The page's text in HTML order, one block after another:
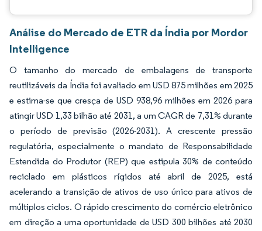
Análise do Mercado de ETR da Índia por Mordor
Intelligence
O tamanho do mercado de embalagens de transporte
reutilizáveis da Índia foi avaliado em USD 875 milhões em 2025
e estima-se que cresça de USD 938,96 milhões em 2026 para
atingir USD 1,33 bilhão até 2031, a um CAGR de 7,31% durante
o período de previsão (2026-2031). A crescente pressão
regulatória, especialmente o mandato de Responsabilidade
Estendida do Produtor (REP) que estipula 30% de conteúdo
reciclado em plásticos rígidos até abril de 2025, está
acelerando a transição de ativos de uso único para ativos de
múltiplos ciclos. O rápido crescimento do comércio eletrônico
em direção a uma oportunidade de USD 300 bilhões até 2030